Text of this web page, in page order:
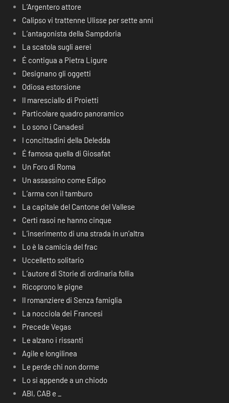
L’Argentero attore
Calipso vi trattenne Ulisse per sette anni
L’antagonista della Sampdoria
La scatola sugli aerei
É contigua a Pietra Ligure
Designano gli oggetti
Odiosa estorsione
Il maresciallo di Proietti
Particolare quadro panoramico
Lo sono i Canadesi
I concittadini della Deledda
É famosa quella di Giosafat
Un Foro di Roma
Un assassino come Edipo
L’arma con il tamburo
La capitale del Cantone del Vallese
Certi rasoi ne hanno cinque
L’inserimento di una strada in un’altra
Lo è la camicia del frac
Uccelletto solitario
L’autore di Storie di ordinaria follia
Ricoprono le pigne
Il romanziere di Senza famiglia
La nocciola dei Francesi
Precede Vegas
Le alzano i rissanti
Agile e longilinea
Le perde chi non dorme
Lo si appende a un chiodo
ABI, CAB e _